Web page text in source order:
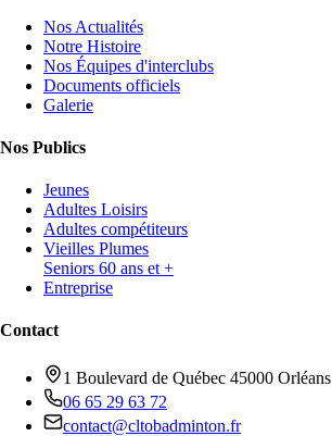
Nos Actualités
Notre Histoire
Nos Équipes d'interclubs
Documents officiels
Galerie
Nos Publics
Jeunes
Adultes Loisirs
Adultes compétiteurs
Vieilles Plumes
Seniors 60 ans et +
Entreprise
Contact
1 Boulevard de Québec 45000 Orléans
06 65 29 63 72
contact@cltobadminton.fr